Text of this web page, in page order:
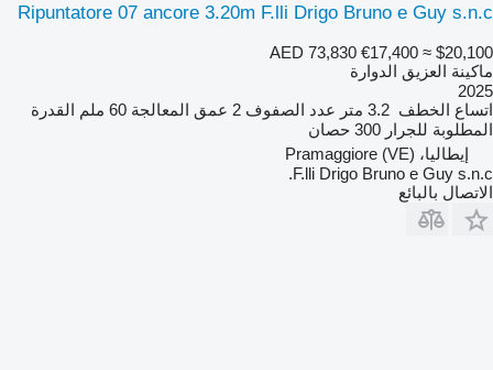
Ripuntatore 07 ancore 3.20m F.lli Drigo Bruno e Guy s.n.c
AED 73,830 €17,400 ≈ $20,100
ماكينة العزيق الدوارة
2025
اتساع الخطف 3.2 متر عدد الصفوف 2 عمق المعالجة 60 ملم
القدرة
المطلوبة للجرار 300 حصان
إيطاليا، Pramaggiore (VE)
F.lli Drigo Bruno e Guy s.n.c.
الاتصال بالبائع